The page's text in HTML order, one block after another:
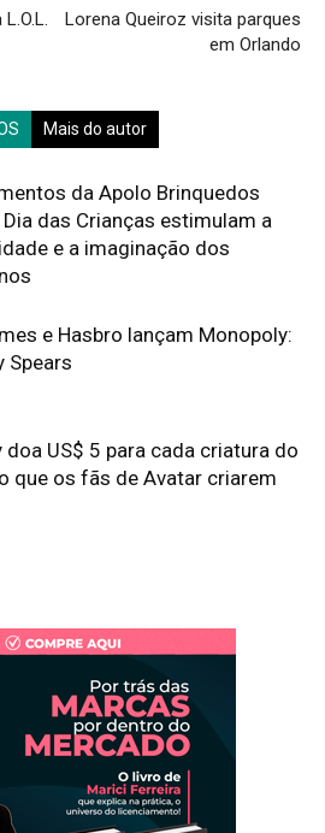
Lorena Queiroz visita parques
em Orlando
Mais do autor
da Apolo Brinquedos
Dia das Crianças estimulam a
e a imaginação dos
e Hasbro lançam Monopoly:
Spears
doa US$ 5 para cada criatura do
que os fãs de Avatar criarem